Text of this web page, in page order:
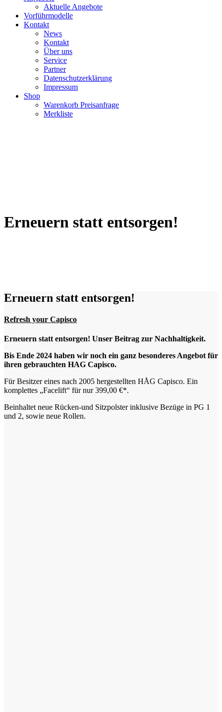
Aktuelle Angebote
Vorführmodelle
Kontakt
News
Kontakt
Über uns
Service
Partner
Datenschutzerklärung
Impressum
Shop
Warenkorb Preisanfrage
Merkliste
Erneuern statt entsorgen!
Erneuern statt entsorgen!
Refresh your Capisco
Erneuern statt entsorgen! Unser Beitrag zur Nachhaltigkeit.
Bis Ende 2024 haben wir noch ein ganz besonderes Angebot für
ihren gebrauchten HAG Capisco.
Für Besitzer eines nach 2005 hergestellten HÅG Capisco. Ein
komplettes „Facelift“ für nur 399,00 €*.
Beinhaltet neue Rücken-und Sitzpolster inklusive Bezüge in PG 1
und 2, sowie neue Rollen.